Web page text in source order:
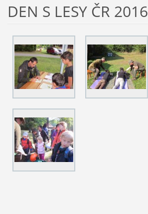
DEN S LESY ČR 2016